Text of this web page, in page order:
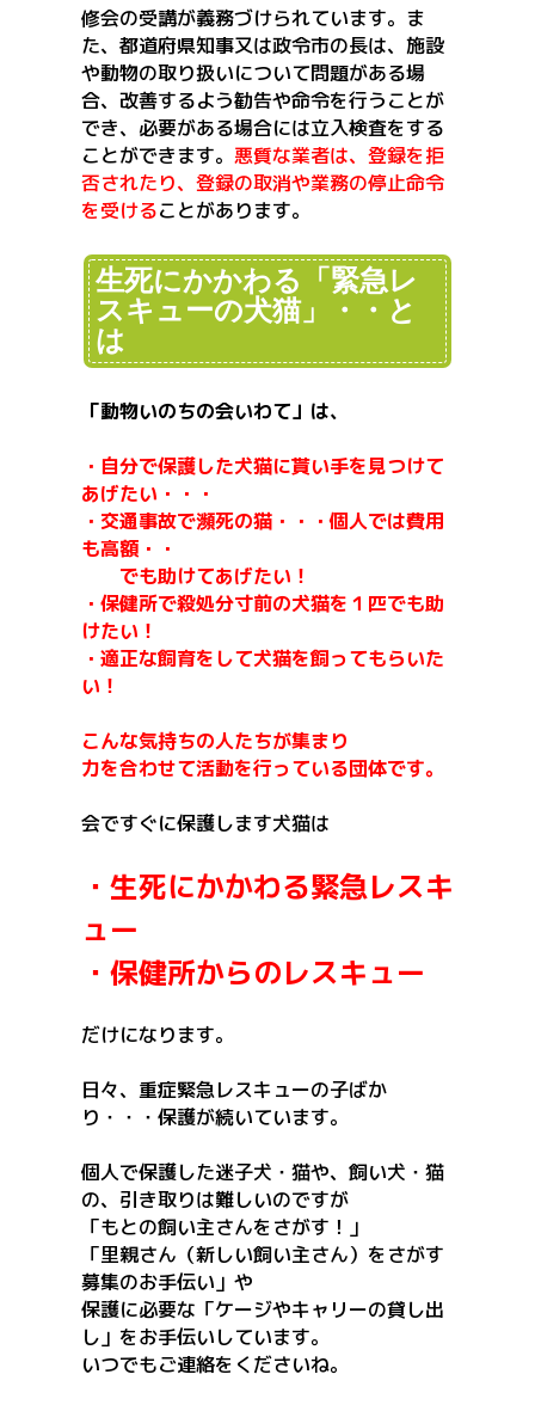
修会の受講が義務づけられています。ま
た、都道府県知事又は政令市の長は、施設
や動物の取り扱いについて問題がある場
合、改善するよう勧告や命令を行うことが
でき、必要がある場合には立入検査をする
ことができます。 悪質な業者は、登録を拒
否されたり、登録の取消や業務の停止命令
を受けることがあります。
生死にかかわる「緊急レ
スキューの犬猫」・・と
は
「動物いのちの会いわて」は、
・自分で保護した犬猫に貰い手を見つけて
あげたい・・・
・交通事故で瀕死の猫・・・個人では費用
も高額・・
でも助けてあげたい！
・保健所で殺処分寸前の犬猫を１匹でも助
けたい！
・適正な飼育をして犬猫を飼ってもらいた
い！
こんな気持ちの人たちが集まり
力を合わせて活動を行っている団体です。
会ですぐに保護します犬猫は
・生死にかかわる緊急レスキ
ュー
・保健所からのレスキュー
だけになります。
日々、重症緊急レスキューの子ばか
り・・・保護が続いています。
個人で保護した迷子犬・猫や、飼い犬・猫
の、引き取りは難しいのですが
「もとの飼い主さんをさがす！」
「里親さん（新しい飼い主さん）をさがす
募集のお手伝い」や
保護に必要な「ケージやキャリーの貸し出
し」をお手伝いしています。
いつでもご連絡をくださいね。